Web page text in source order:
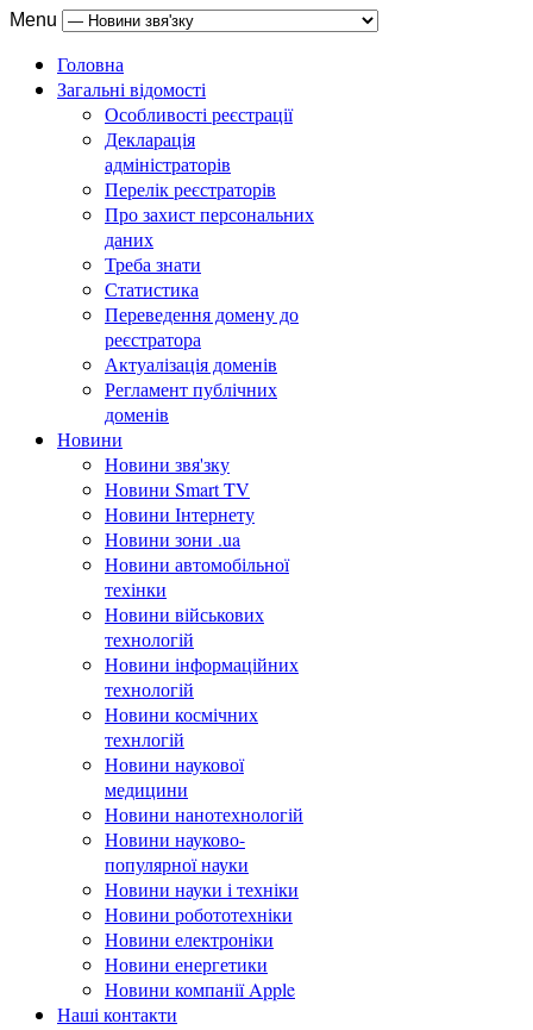
Menu
Головна
Загальні відомості
Особливості реєстрації
Декларація
адміністраторів
Перелік реєстраторів
Про захист персональних
даних
Треба знати
Статистика
Переведення домену до
реєстратора
Актуалізація доменів
Регламент публічних
доменів
Новини
Новини звя'зку
Новини Smart TV
Новини Інтернету
Новини зони .ua
Новини автомобільної
техінки
Новини військових
технологій
Новини інформаційних
технологій
Новини космічних
технлогій
Новини наукової
медицини
Новини нанотехнологій
Новини науково-
популярної науки
Новини науки і техніки
Новини робототехніки
Новини електроніки
Новини енергетики
Новини компанії Apple
Наші контакти